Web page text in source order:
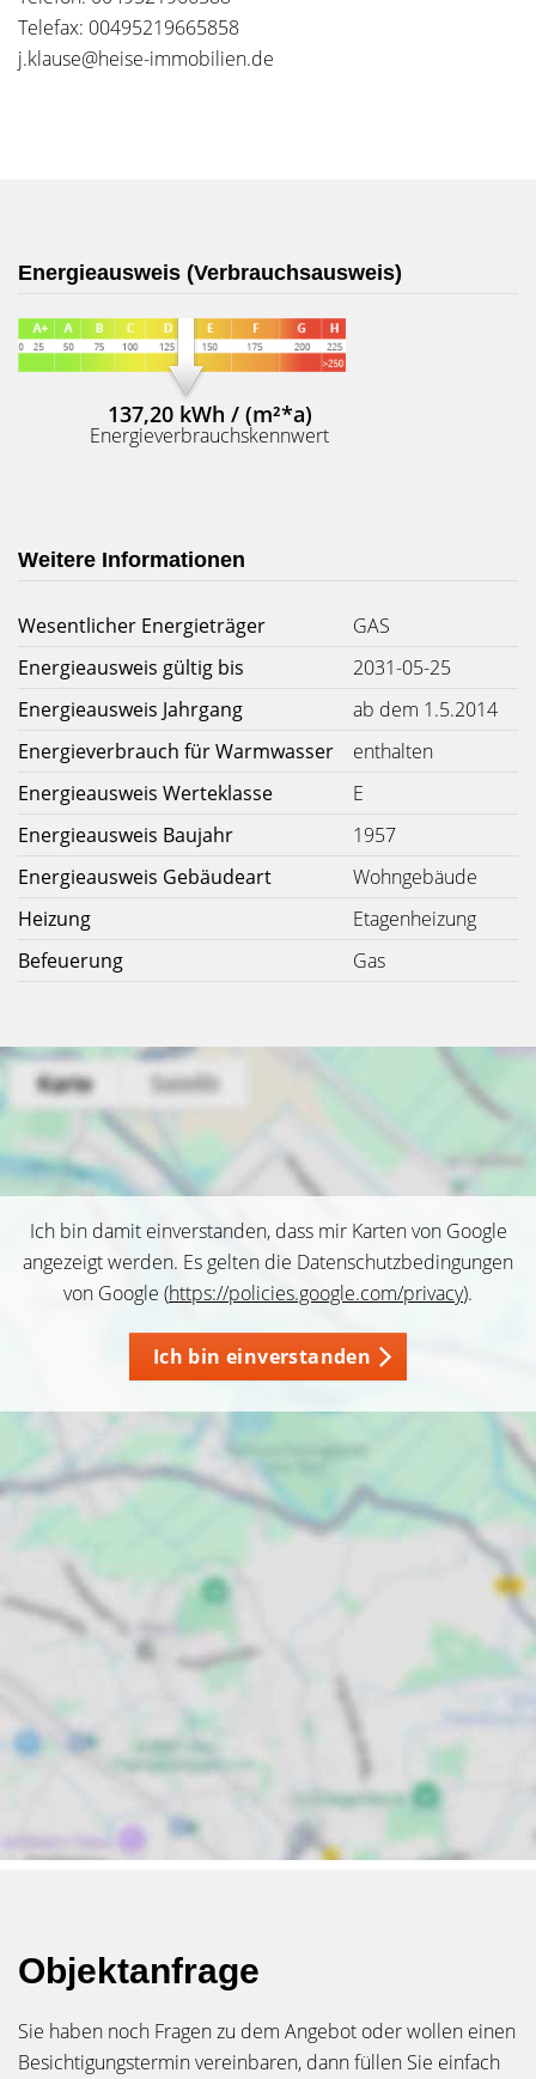
Telefax: 00495219665858
j.klause@heise-immobilien.de
Energieausweis (Verbrauchsausweis)
137,20 kWh / (m²*a)
Energieverbrauchskennwert
Weitere Informationen
Wesentlicher Energieträger
GAS
Energieausweis gültig bis
2031-05-25
Energieausweis Jahrgang
ab dem 1.5.2014
Energieverbrauch für Warmwasser
enthalten
Energieausweis Werteklasse
E
Energieausweis Baujahr
1957
Energieausweis Gebäudeart
Wohngebäude
Heizung
Etagenheizung
Befeuerung
Gas
Ich bin damit einverstanden, dass mir Karten von Google
angezeigt werden. Es gelten die Datenschutzbedingungen
von Google (https://policies.google.com/privacy).
Ich bin einverstanden
Objektanfrage
Sie haben noch Fragen zu dem Angebot oder wollen einen
Besichtigungstermin vereinbaren, dann füllen Sie einfach